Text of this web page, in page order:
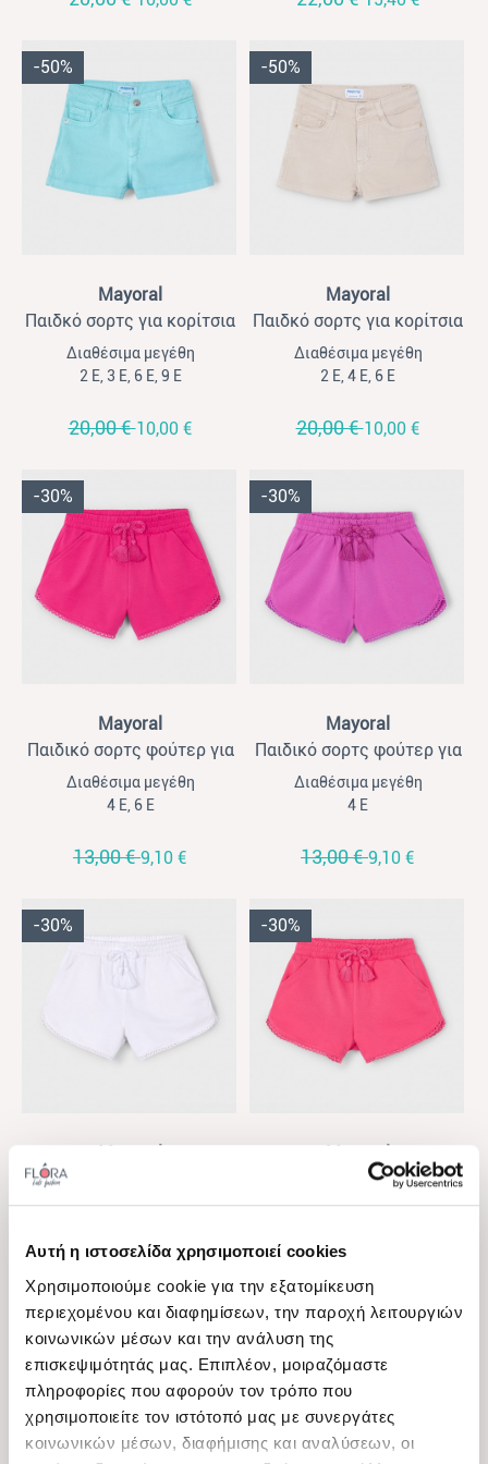
Αυτή η ιστοσελίδα χρησιμοποιεί cookies
Χρησιμοποιούμε cookie για την εξατομίκευση
περιεχομένου και διαφημίσεων, την παροχή λειτουργιών
κοινωνικών μέσων και την ανάλυση της
επισκεψιμότητάς μας. Επιπλέον, μοιραζόμαστε
πληροφορίες που αφορούν τον τρόπο που
χρησιμοποιείτε τον ιστότοπό μας με συνεργάτες
κοινωνικών μέσων, διαφήμισης και αναλύσεων, οι
-50%
Mayoral
Παιδκό σορτς για κορίτσια
Mayoral καπαρτινέ φυστικί
Διαθέσιμα μεγέθη
2 Ε, 3 Ε, 6 Ε, 9 Ε
20,00 €10,00 €
-50%
Mayoral
Παιδκό σορτς για κορίτσια
Mayoral καπαρτινέ μπεζ
σκούρο
Διαθέσιμα μεγέθη
2 Ε, 4 Ε, 6 Ε
20,00 €10,00 €
-30%
Mayoral
Παιδικό σορτς φούτερ για
κορίτσια Mayoral ματζέντα
Διαθέσιμα μεγέθη
4 Ε, 6 Ε
13,00 €9,10 €
-30%
Mayoral
Παιδικό σορτς φούτερ για
κορίτσια Mayoral ορχιδέα
Διαθέσιμα μεγέθη
4 Ε
13,00 €9,10 €
-30%
Παιδικό σορτς φούτερ για
κορίτσια Mayoral λευκό
Διαθέσιμα μεγέθη
13,00 €9,10 €
-30%
Παιδικό σορτς φούτερ για
κορίτσια Mayoral ροζ
Διαθέσιμα μεγέθη
13,00 €9,10 €